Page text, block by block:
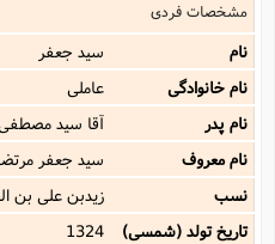
مشخصات فردی
نام
سید جعفر
نام خانوادگی
عاملى
نام پدر
آقا سید
نام معروف
سید جعفر
نسب
زیدبن علی بن
تاریخ تولد (شمسی)
1324